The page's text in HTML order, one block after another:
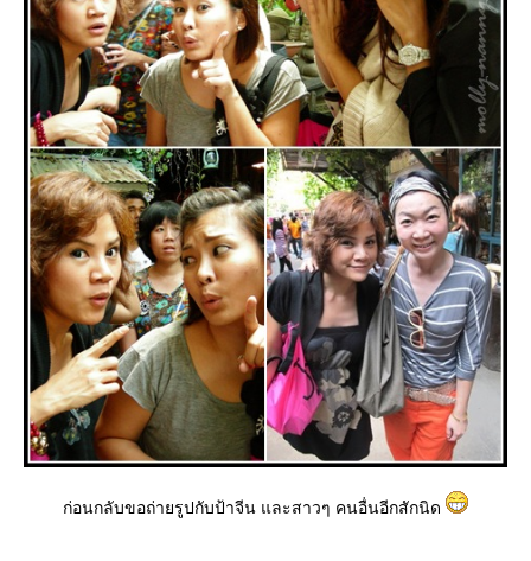
ก่อนกลับขอถ่ายรูปกับป้าจีน และสาวๆ คนอื่นอีกสักนิด